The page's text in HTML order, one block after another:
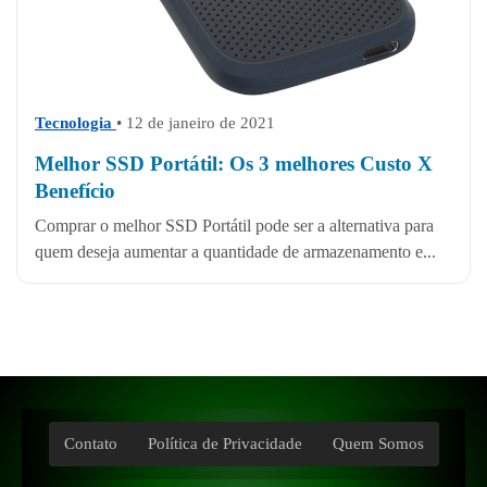
Tecnologia • 12 de janeiro de 2021
Melhor SSD Portátil: Os 3 melhores Custo X
Benefício
Comprar o melhor SSD Portátil pode ser a alternativa para
quem deseja aumentar a quantidade de armazenamento e...
Contato Política de Privacidade Quem Somos